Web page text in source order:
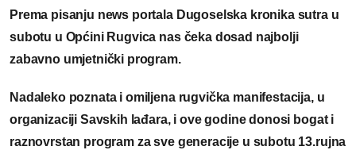
Prema pisanju news portalaDugoselska kronikasutra u
subotu u Općini Rugvica nas čeka dosad najbolji
zabavno umjetnički program.
Nadaleko poznata i omiljena rugvička manifestacija, u
organizaciji Savskih lađara, i ove godine donosi bogat i
raznovrstan program za sve generacije u subotu 13.rujna